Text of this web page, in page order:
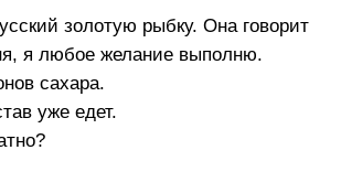
золотую рыбку. Она говорит
я любое желание выполню.
сахара.
уже едет.